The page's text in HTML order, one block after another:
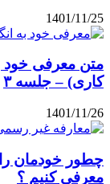
1401/11/25
متن معرفی خود
کاری) – جلسه ۳
1401/11/26
چطور خودمان
معرفی کنیم ؟